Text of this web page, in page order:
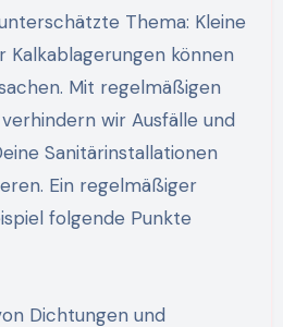
Thema: Kleine
Kalkablagerungen können
Mit regelmäßigen
wir Ausfälle und
Sanitärinstallationen
Ein regelmäßiger
folgende Punkte
Dichtungen und